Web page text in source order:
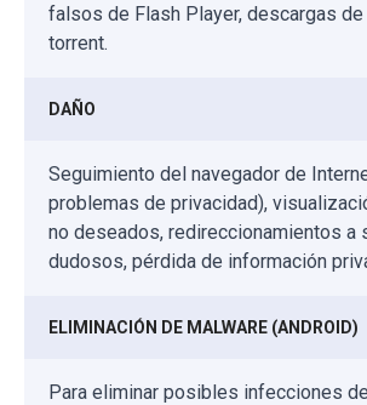
falsos de Flash Player, descargas
torrent.
DAÑO
Seguimiento del navegador de
problemas de privacidad),
no deseados, redireccionamientos a
dudosos, pérdida de información
ELIMINACIÓN DE MALWARE (ANDROID)
Para eliminar posibles infecciones